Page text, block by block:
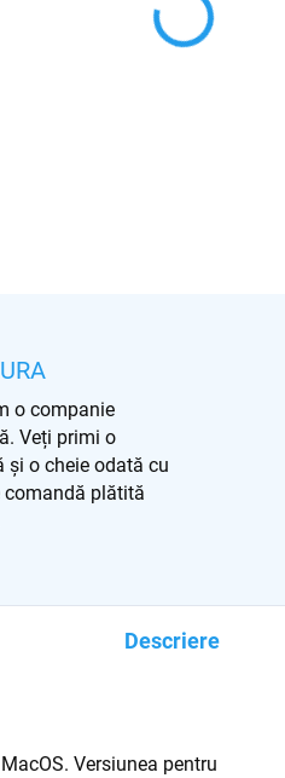
o companie
Veți primi o
și o cheie odată cu
comandă plătită
Descriere
Versiunea pentru